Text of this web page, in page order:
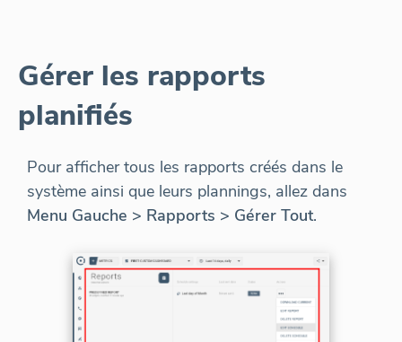
Gérer les rapports
planifiés
Pour afficher tous les rapports créés dans le
système ainsi que leurs plannings, allez dans
Menu Gauche > Rapports > Gérer Tout.